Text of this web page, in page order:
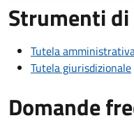
Strumenti
Tutela
Tutela giurisdizionale
Domande